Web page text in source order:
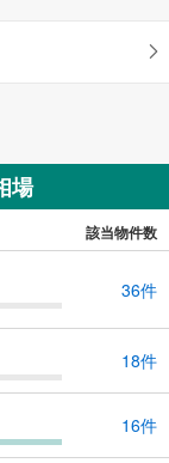
場
該当物件数
36件
18件
16件